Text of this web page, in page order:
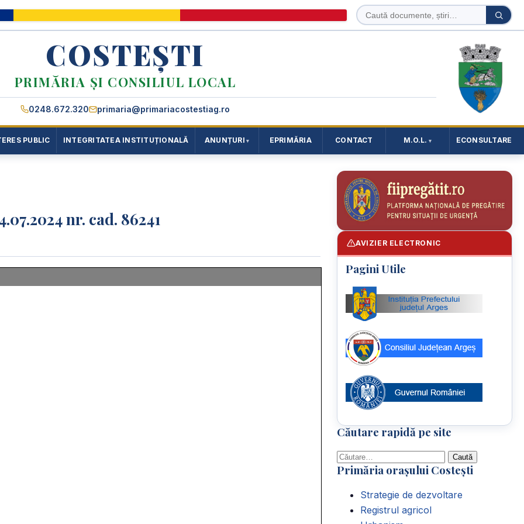
Caută
în
Caută
COSTEȘTI
PRIMĂRIA ȘI CONSILIUL LOCAL
0248.672.320 primaria@primariacostestiag.ro
PUBLIC INTEGRITATEA INSTITUȚIONALĂ ANUNȚURI EPRIMĂRIA CONTACT M.O.L. ECONSULTARE
nr. cad. 86241
AVIZIER ELECTRONIC
Pagini Utile
Căutare rapidă pe site
Caută
după:
Primăria orașului Costești
Strategie de dezvoltare
Registrul agricol